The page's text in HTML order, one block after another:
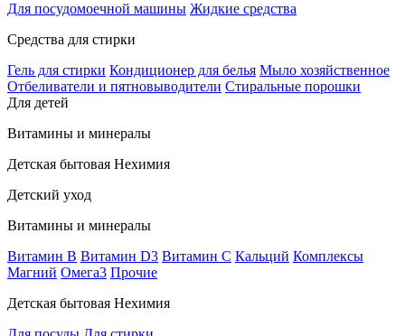
Для посудомоечной машины Жидкие средства
Средства для стирки
Гель для стирки Кондиционер для белья Мыло хозяйственное
Отбеливатели и пятновыводители Стиральные порошки
Для детей
Витамины и минералы
Детская бытовая Нехимия
Детский уход
Витамины и минералы
Витамин В Витамин D3 Витамин С Кальций Комплексы
Магний Омега3 Прочие
Детская бытовая Нехимия